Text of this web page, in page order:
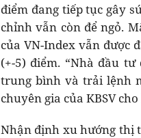
điểm đang tiếp tục gây
chỉnh vẫn còn để ngỏ.
của VN-Index vẫn được
(+-5) điểm. “Nhà đầu
trung bình và trải lệnh
chuyên gia của KBSV cho
Nhận định xu hướng thị